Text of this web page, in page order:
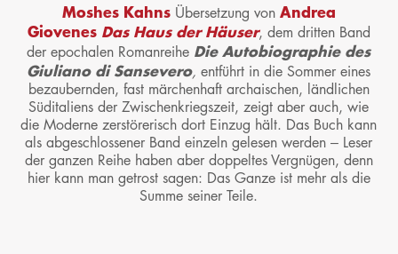
Moshes KahnsÜbersetzung von Andrea
Giovenes Das Haus der Häuser, dem dritten Band
der epochalen Romanreihe Die Autobiographie des
Giuliano di Sansevero,entführt in die Sommer eines
bezaubernden, fast märchenhaft archaischen, ländlichen
Süditaliens der Zwischenkriegszeit, zeigt aber auch, wie
die Moderne zerstörerisch dort Einzug hält. Das Buch kann
als abgeschlossener Band einzeln gelesen werden – Leser
der ganzen Reihe haben aber doppeltes Vergnügen, denn
hier kann man getrost sagen: Das Ganze ist mehr als die
Summe seiner Teile.